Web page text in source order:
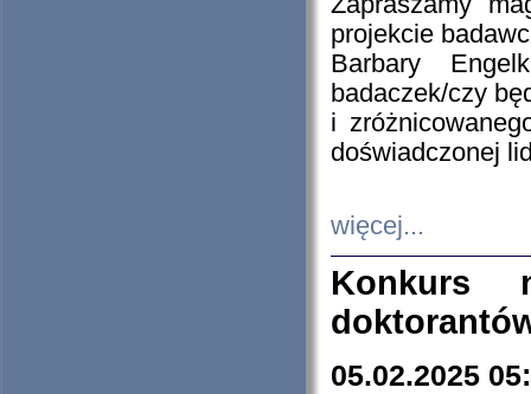
projekcie
Barbary
badaczek/czy
i
doświadczonej
więcej...
Konkurs
05.02.2025